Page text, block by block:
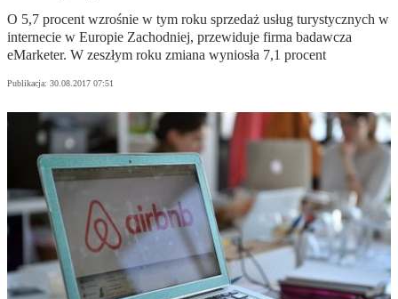
O 5,7 procent wzrośnie w tym roku sprzedaż usług turystycznych w
internecie w Europie Zachodniej, przewiduje firma badawcza
eMarketer. W zeszłym roku zmiana wyniosła 7,1 procent
Publikacja: 30.08.2017 07:51